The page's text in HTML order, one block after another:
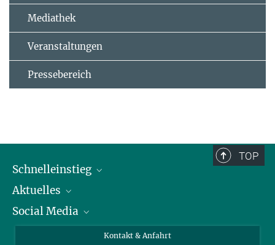
Mediathek
Veranstaltungen
Pressebereich
TOP
Schnelleinstieg
Personen
Pressebereich
Aktuelles
Stellenangebote
Social Media
Kontakt & Anfahrt